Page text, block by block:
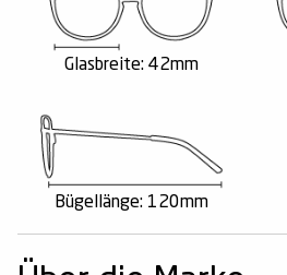
Glasbreite: 42mm
Bügellänge: 120mm